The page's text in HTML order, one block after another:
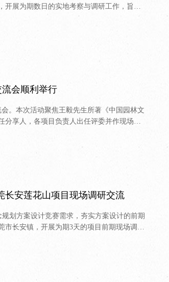
开展为期数日的实地考察与调研工作，旨在
会顺利举行
。本次活动聚焦王毅先生所著《中国园林文
分享人，各项目负责人出任评委并作现场点
长安莲花山项目现场调研交流
划方案设计竞赛需求，夯实方案设计的前期
市长安镇，开展为期3天的项目前期现场调研